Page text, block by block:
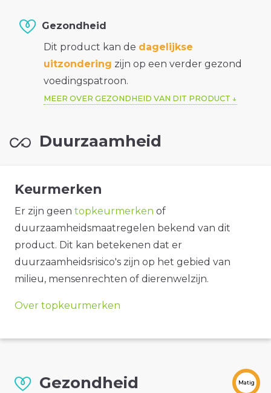
Gezondheid
Dit product kan de dagelijkse
uitzondering zijn op een verder gezond
voedingspatroon.
MEER OVER GEZONDHEID VAN DIT PRODUCT
Duurzaamheid
Keurmerken
Er zijn geen topkeurmerken of
duurzaamheidsmaatregelen bekend van dit
product. Dit kan betekenen dat er
duurzaamheidsrisico's zijn op het gebied van
milieu, mensenrechten of dierenwelzijn.
Over topkeurmerken
Gezondheid Matig